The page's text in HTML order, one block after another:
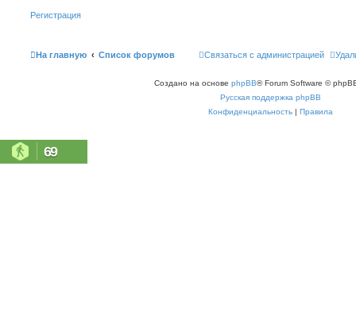
Регистрация
На главную Список форумов Связаться с администрацией
Создано на основе phpBB® Forum Software ©
Русская поддержка phpBB
Конфиденциальность | Правила
69